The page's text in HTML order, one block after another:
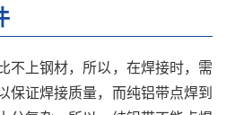
不上钢材，所以，在焊接时，需
保证焊接质量，而纯铝带点焊到